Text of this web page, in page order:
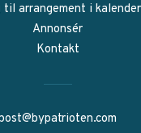
til arrangement i kalender
Annonsér
Kontakt